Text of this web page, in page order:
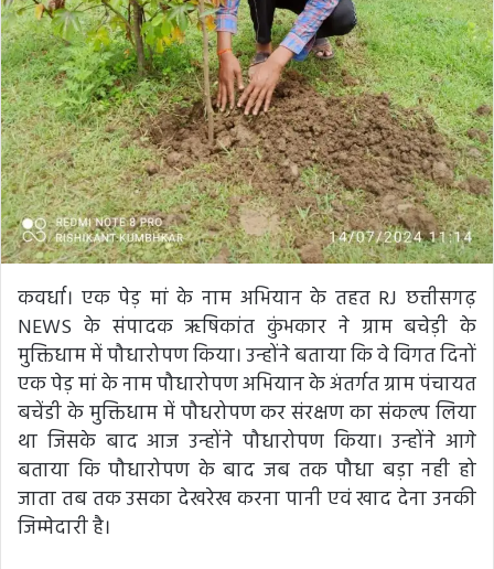
कवर्धा। एक पेड़ मां के नाम अभियान के तहत RJ छत्तीसगढ़
NEWS के संपादक ऋषिकांत कुंभकार ने ग्राम बचेड़ी के
मुक्तिधाम में पौधारोपण किया। उन्होंने बताया कि वे विगत दिनों
एक पेड़ मां के नाम पौधारोपण अभियान के अंतर्गत ग्राम पंचायत
बचेंडी के मुक्तिधाम में पौधरोपण कर संरक्षण का संकल्प लिया
था जिसके बाद आज उन्होंने पौधारोपण किया। उन्होंने आगे
बताया कि पौधारोपण के बाद जब तक पौधा बड़ा नही हो
जाता तब तक उसका देखरेख करना पानी एवं खाद देना उनकी
जिम्मेदारी है।